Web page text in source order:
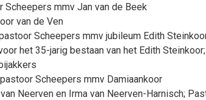
Scheepers mmv Jan van de Beek
van de Ven
Scheepers mmv jubileum Edith
het 35-jarig bestaan van het Edith
Scheepers mmv Damiaankoor
Neerven en Irma van Neerven-Harnisch;